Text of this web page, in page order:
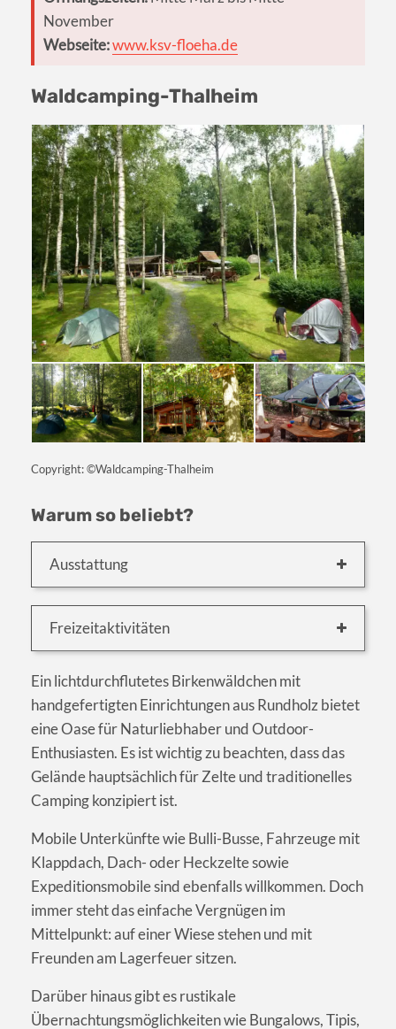
November
Webseite:www.ksv-floeha.de
Waldcamping-Thalheim
Copyright: ©Waldcamping-Thalheim
Warum so beliebt?
Ausstattung
Freizeitaktivitäten
Ein lichtdurchflutetes Birkenwäldchen mit
handgefertigten Einrichtungen aus Rundholz bietet
eine Oase für Naturliebhaber und Outdoor-
Enthusiasten. Es ist wichtig zu beachten, dass das
Gelände hauptsächlich für Zelte und traditionelles
Camping konzipiert ist.
Mobile Unterkünfte wie Bulli-Busse, Fahrzeuge mit
Klappdach, Dach- oder Heckzelte sowie
Expeditionsmobile sind ebenfalls willkommen. Doch
immer steht das einfache Vergnügen im
Mittelpunkt: auf einer Wiese stehen und mit
Freunden am Lagerfeuer sitzen.
Darüber hinaus gibt es rustikale
Übernachtungsmöglichkeiten wie Bungalows, Tipis,